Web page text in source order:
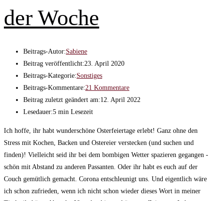
der Woche
Beitrags-Autor:Sabiene
Beitrag veröffentlicht:23. April 2020
Beitrags-Kategorie:Sonstiges
Beitrags-Kommentare:21 Kommentare
Beitrag zuletzt geändert am:12. April 2022
Lesedauer:5 min Lesezeit
Ich hoffe, ihr habt wunderschöne Osterfeiertage erlebt! Ganz ohne den
Stress mit Kochen, Backen und Ostereier verstecken (und suchen und
finden)! Vielleicht seid ihr bei dem bombigen Wetter spazieren gegangen -
schön mit Abstand zu anderen Passanten. Oder ihr habt es euch auf der
Couch gemütlich gemacht. Corona entschleunigt uns. Und eigentlich wäre
ich schon zufrieden, wenn ich nicht schon wieder dieses Wort in meiner